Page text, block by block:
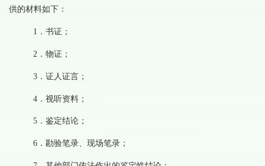
供的材料如下：
1．书证；
2．物证；
3．证人证言；
4．视听资料；
5．鉴定结论；
6．勘验笔录、现场笔录；